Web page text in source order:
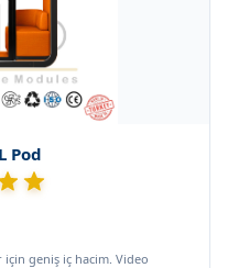
Pod
geniş iç hacim. Video